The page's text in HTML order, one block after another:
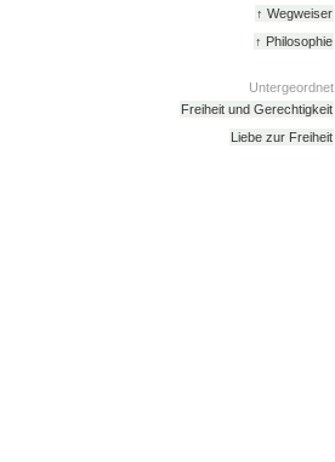
↑ Wegweiser
↑ Philosophie
Untergeordnet
Freiheit und Gerechtigkeit
Liebe zur Freiheit